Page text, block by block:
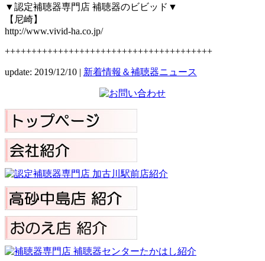
▼認定補聴器専門店 補聴器のビビッド▼
【尼崎】
http://www.vivid-ha.co.jp/
+++++++++++++++++++++++++++++++++++++++
update: 2019/12/10 | 新着情報＆補聴器ニュース